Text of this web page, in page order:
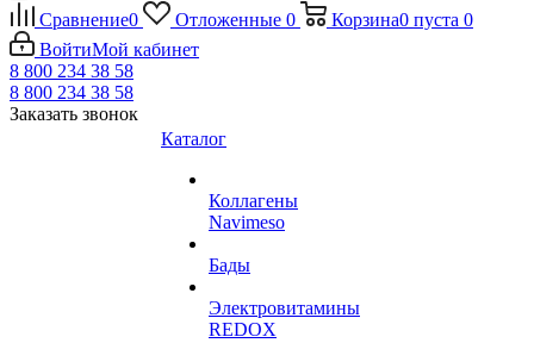
Сравнение0 Отложенные 0 Корзина0 пуста 0
ВойтиМой кабинет
8 800 234 38 58
8 800 234 38 58
Заказать звонок
Каталог
Коллагены
Navimeso
Бады
Электровитамины
REDOX